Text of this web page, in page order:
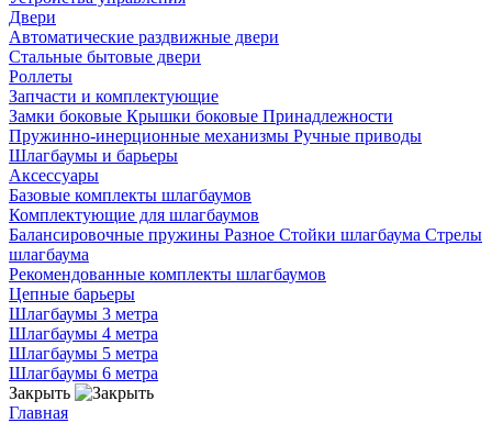
Двери
Автоматические раздвижные двери
Стальные бытовые двери
Роллеты
Запчасти и комплектующие
Замки боковые Крышки боковые Принадлежности
Пружинно-инерционные механизмы Ручные приводы
Шлагбаумы и барьеры
Аксессуары
Базовые комплекты шлагбаумов
Комплектующие для шлагбаумов
Балансировочные пружины Разное Стойки шлагбаума Стрелы
шлагбаума
Рекомендованные комплекты шлагбаумов
Цепные барьеры
Шлагбаумы 3 метра
Шлагбаумы 4 метра
Шлагбаумы 5 метра
Шлагбаумы 6 метра
Закрыть
Главная